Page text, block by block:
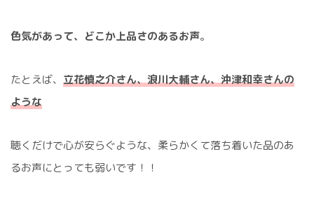
色気があって、どこか上品さのあるお声。
たとえば、 立花慎之介さん、浪川大輔さん、沖津和幸さんの
ような
聴くだけで心が安らぐような、柔らかくて落ち着いた品のあ
るお声にとっても弱いです！！